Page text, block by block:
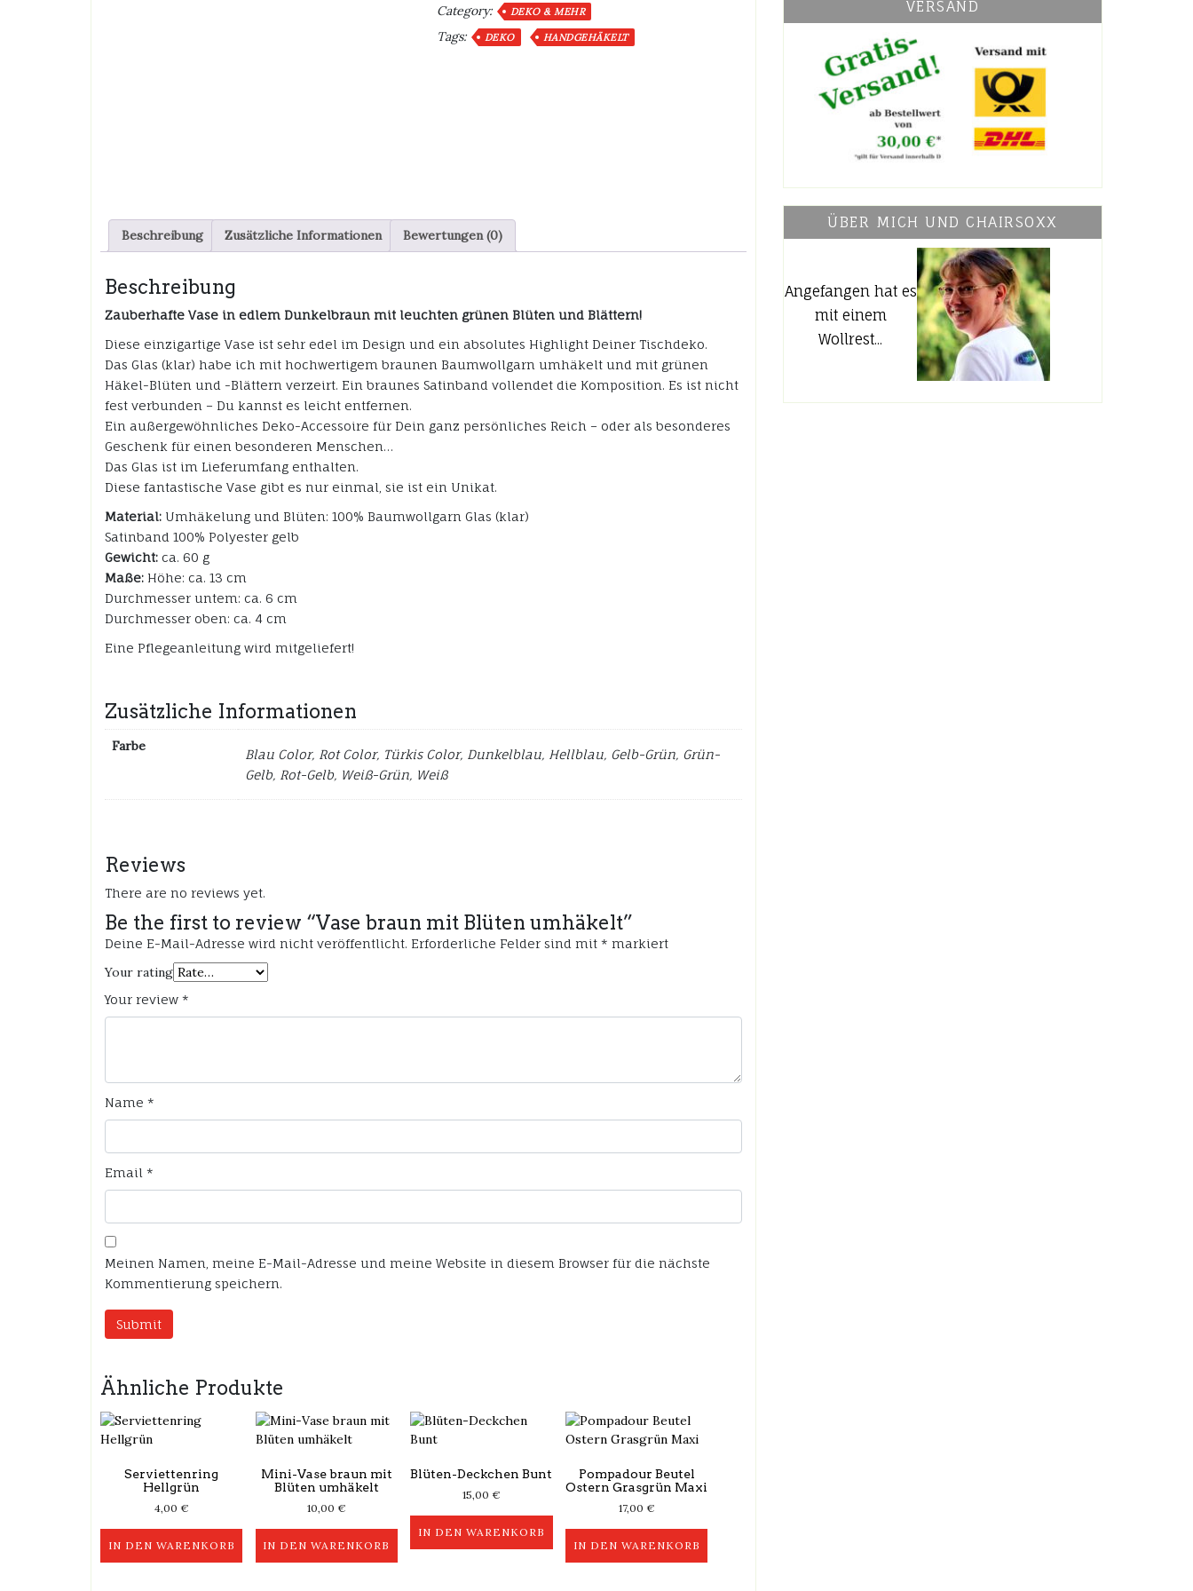
Menge
Category:
DEKO & MEHR
Tags: DEKO HANDGEHÄKELT
Beschreibung Zusätzliche Informationen Bewertungen (0)
Beschreibung
Zauberhafte Vase in edlem Dunkelbraun mit leuchten grünen Blüten und Blättern!
Diese einzigartige Vase ist sehr edel im Design und ein absolutes Highlight Deiner Tischdeko.
Das Glas (klar) habe ich mit hochwertigem braunen Baumwollgarn umhäkelt und mit grünen
Häkel-Blüten und -Blättern verzeirt. Ein braunes Satinband vollendet die Komposition. Es ist nicht
fest verbunden – Du kannst es leicht entfernen.
Ein außergewöhnliches Deko-Accessoire für Dein ganz persönliches Reich – oder als besonderes
Geschenk für einen besonderen Menschen…
Das Glas ist im Lieferumfang enthalten.
Diese fantastische Vase gibt es nur einmal, sie ist ein Unikat.
Material: Umhäkelung und Blüten: 100% Baumwollgarn Glas (klar)
Satinband 100% Polyester gelb
Gewicht: ca. 60 g
Maße: Höhe: ca. 13 cm
Durchmesser untem: ca. 6 cm
Durchmesser oben: ca. 4 cm
Eine Pflegeanleitung wird mitgeliefert!
Zusätzliche Informationen
Farbe
Blau Color, Rot Color, Türkis Color, Dunkelblau, Hellblau, Gelb-Grün, Grün-
Gelb, Rot-Gelb, Weiß-Grün, Weiß
Reviews
There are no reviews yet.
Be the first to review “Vase braun mit Blüten umhäkelt”
Deine E-Mail-Adresse wird nicht veröffentlicht. Erforderliche Felder sind mit * markiert
Your rating
Your review *
Name *
Email *
Meinen Namen, meine E-Mail-Adresse und meine Website in diesem Browser für die nächste
Kommentierung speichern.
Ähnliche Produkte
Serviettenring
Hellgrün
4,00 €
IN DEN WARENKORB
Mini-Vase braun mit
Blüten umhäkelt
10,00 €
IN DEN WARENKORB
Blüten-Deckchen Bunt
15,00 €
IN DEN WARENKORB
Pompadour Beutel
Ostern Grasgrün Maxi
17,00 €
IN DEN WARENKORB
VERSAND
ÜBER MICH UND CHAIRSOXX
Angefangen hat es
mit einem
Wollrest...